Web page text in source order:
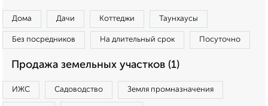
Дома Дачи Коттеджи Таунхаусы
Без посредников На длительный срок Посуточно
Продажа земельных участков (1)
ИЖС Садоводство Земля промназначения